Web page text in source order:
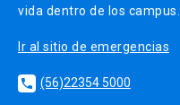
vida dentro de los campus.
Ir al sitio de emergencias
local_phone (56)22354 5000